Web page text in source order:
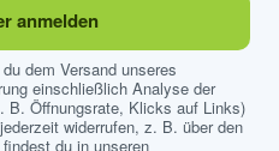
anmelden
dem Versand unseres
einschließlich Analyse der
B. Öffnungsrate, Klicks auf Links)
widerrufen, z. B. über den
du in unseren